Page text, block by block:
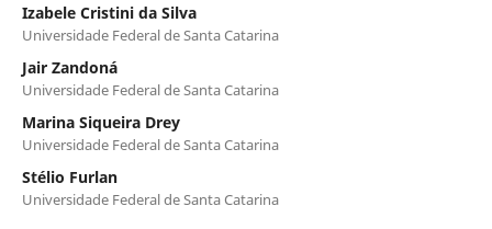
Izabele Cristini da Silva
Universidade Federal de Santa Catarina
Jair Zandoná
Universidade Federal de Santa Catarina
Marina Siqueira Drey
Universidade Federal de Santa Catarina
Stélio Furlan
Universidade Federal de Santa Catarina